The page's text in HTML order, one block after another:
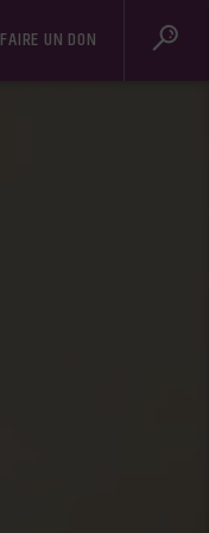
FAIRE UN DON